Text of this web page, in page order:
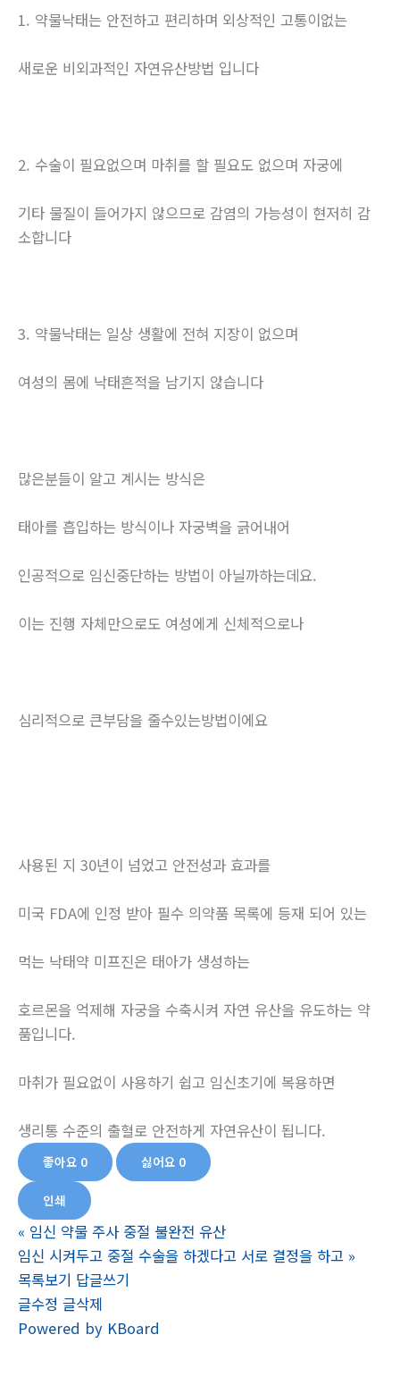
1. 약물낙태는 안전하고 편리하며 외상적인 고통이없는
새로운 비외과적인 자연유산방법 입니다
2. 수술이 필요없으며 마취를 할 필요도 없으며 자궁에
기타 물질이 들어가지 않으므로 감염의 가능성이 현저히 감
소합니다
3. 약물낙태는 일상 생활에 전혀 지장이 없으며
여성의 몸에 낙태흔적을 남기지 않습니다
많은분들이 알고 계시는 방식은
태아를 흡입하는 방식이나 자궁벽을 긁어내어
인공적으로 임신중단하는 방법이 아닐까하는데요.
이는 진행 자체만으로도 여성에게 신체적으로나
심리적으로 큰부담을 줄수있는방법이에요
사용된 지 30년이 넘었고 안전성과 효과를
미국 FDA에 인정 받아 필수 의약품 목록에 등재 되어 있는
먹는 낙태약 미프진은 태아가 생성하는
호르몬을 억제해 자궁을 수축시켜 자연 유산을 유도하는 약
품입니다.
마취가 필요없이 사용하기 쉽고 임신초기에 복용하면
생리통 수준의 출혈로 안전하게 자연유산이 됩니다.
좋아요 0 싫어요 0
인쇄
« 임신 약물 주사 중절 불완전 유산
임신 시켜두고 중절 수술을 하겠다고 서로 결정을 하고 »
목록보기 답글쓰기
글수정 글삭제
Powered by KBoard